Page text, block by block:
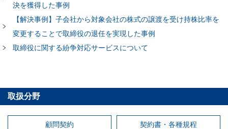
決を獲得した事例
【解決事例】子会社から対象会社の株式の譲渡を受け持株比率を
変更することで取締役の退任を実現した事例
取締役に関する紛争対応サービスについて
取扱分野
顧問契約 契約書・各種規程